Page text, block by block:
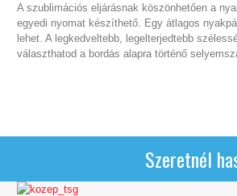
A szublimációs eljárásnak köszönhetően a
egyedi nyomat készíthető. Egy átlagos
lehet. A legkedveltebb, legelterjedtebb
választhatod a bordás alapra történő
Szeretnél